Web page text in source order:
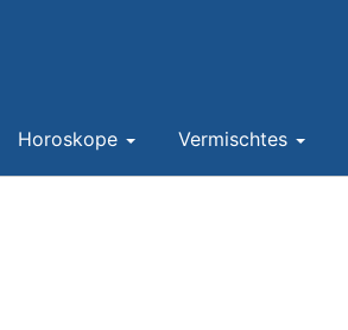
Horoskope Vermischtes